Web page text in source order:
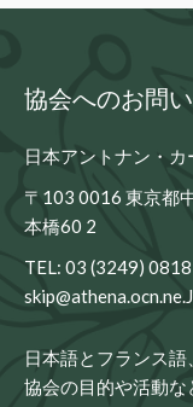
協会へのお問
日本アントナン・
〒103 0016 東京都
本橋60 2
TEL: 03 (3249)
日本語とフランス語
協会の目的や活動な